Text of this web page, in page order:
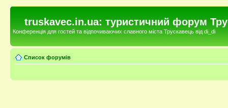
truskavec.in.ua: туристичний форум
Конференція для гостей та відпочиваючих славного міста Трускавець від di_di
Список форумів